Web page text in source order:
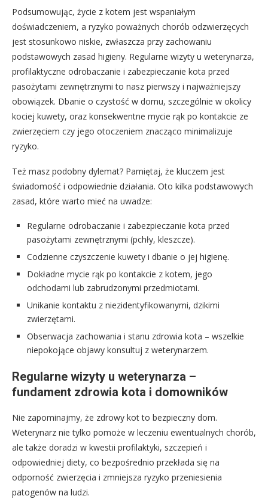
Podsumowując, życie z kotem jest wspaniałym
doświadczeniem, a ryzyko poważnych chorób odzwierzęcych
jest stosunkowo niskie, zwłaszcza przy zachowaniu
podstawowych zasad higieny. Regularne wizyty u weterynarza,
profilaktyczne odrobaczanie i zabezpieczanie kota przed
pasożytami zewnętrznymi to nasz pierwszy i najważniejszy
obowiązek. Dbanie o czystość w domu, szczególnie w okolicy
kociej kuwety, oraz konsekwentne mycie rąk po kontakcie ze
zwierzęciem czy jego otoczeniem znacząco minimalizuje
ryzyko.
Też masz podobny dylemat? Pamiętaj, że kluczem jest
świadomość i odpowiednie działania. Oto kilka podstawowych
zasad, które warto mieć na uwadze:
Regularne odrobaczanie i zabezpieczanie kota przed
pasożytami zewnętrznymi (pchły, kleszcze).
Codzienne czyszczenie kuwety i dbanie o jej higienę.
Dokładne mycie rąk po kontakcie z kotem, jego
odchodami lub zabrudzonymi przedmiotami.
Unikanie kontaktu z niezidentyfikowanymi, dzikimi
zwierzętami.
Obserwacja zachowania i stanu zdrowia kota – wszelkie
niepokojące objawy konsultuj z weterynarzem.
Regularne wizyty u weterynarza –
fundament zdrowia kota i domowników
Nie zapominajmy, że zdrowy kot to bezpieczny dom.
Weterynarz nie tylko pomoże w leczeniu ewentualnych chorób,
ale także doradzi w kwestii profilaktyki, szczepień i
odpowiedniej diety, co bezpośrednio przekłada się na
odporność zwierzęcia i zmniejsza ryzyko przeniesienia
patogenów na ludzi.